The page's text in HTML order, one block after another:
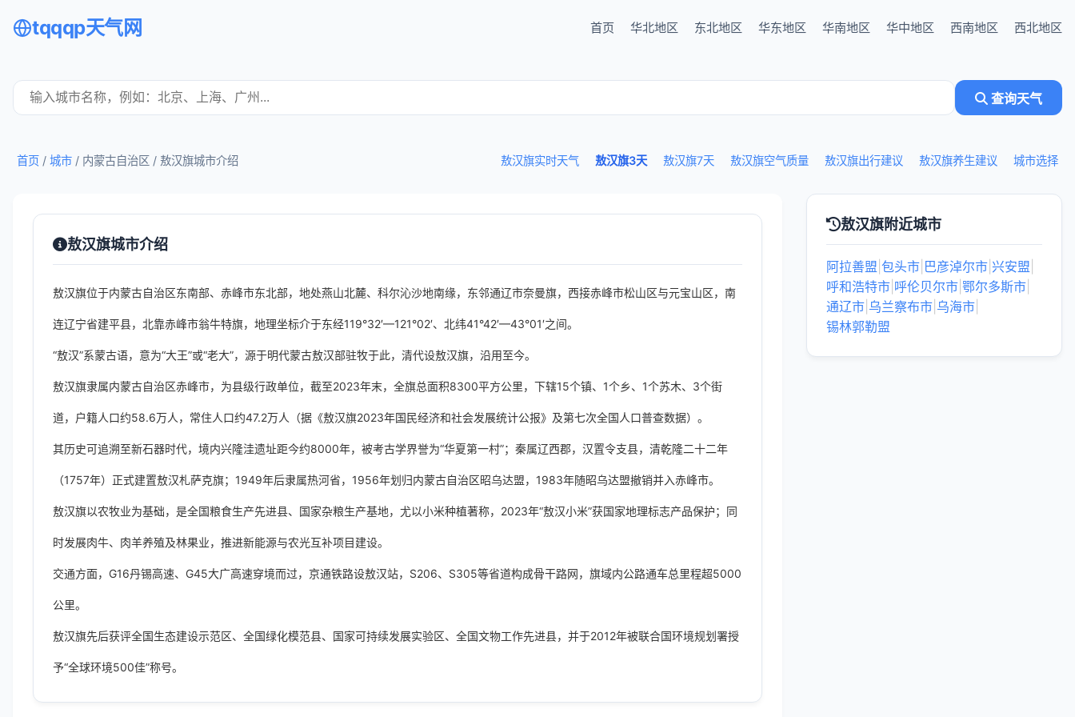
tqqqp天气网 首页 华北地区 东北地区 华东地区 华南地区 华中地区 西南地区 西北地区
查询天气
敖汉旗实时天气 敖汉旗3天 敖汉旗7天 敖汉旗空气质量 敖汉旗出行建议 敖汉旗养生建议 城市选择
首页 / 城市 / 内蒙古自治区 / 敖汉旗城市介绍
敖汉旗城市介绍
敖汉旗位于内蒙古自治区东南部、赤峰市东北部，地处燕山北麓、科尔沁沙地南缘，东邻通辽市奈曼旗，西接赤峰市松山区与元宝山区，南
连辽宁省建平县，北靠赤峰市翁牛特旗，地理坐标介于东经119°32′—121°02′、北纬41°42′—43°01′之间。
“敖汉”系蒙古语，意为“大王”或“老大”，源于明代蒙古敖汉部驻牧于此，清代设敖汉旗，沿用至今。
敖汉旗隶属内蒙古自治区赤峰市，为县级行政单位，截至2023年末，全旗总面积8300平方公里，下辖15个镇、1个乡、1个苏木、3个街
道，户籍人口约58.6万人，常住人口约47.2万人（据《敖汉旗2023年国民经济和社会发展统计公报》及第七次全国人口普查数据）。
其历史可追溯至新石器时代，境内兴隆洼遗址距今约8000年，被考古学界誉为“华夏第一村”；秦属辽西郡，汉置令支县，清乾隆二十二年
（1757年）正式建置敖汉札萨克旗；1949年后隶属热河省，1956年划归内蒙古自治区昭乌达盟，1983年随昭乌达盟撤销并入赤峰市。
敖汉旗以农牧业为基础，是全国粮食生产先进县、国家杂粮生产基地，尤以小米种植著称，2023年“敖汉小米”获国家地理标志产品保护；同
时发展肉牛、肉羊养殖及林果业，推进新能源与农光互补项目建设。
交通方面，G16丹锡高速、G45大广高速穿境而过，京通铁路设敖汉站，S206、S305等省道构成骨干路网，旗域内公路通车总里程超5000
公里。
敖汉旗先后获评全国生态建设示范区、全国绿化模范县、国家可持续发展实验区、全国文物工作先进县，并于2012年被联合国环境规划署授
予“全球环境500佳”称号。
敖汉旗附近城市
阿拉善盟 包头市 巴彦淖尔市 兴安盟
呼和浩特市 呼伦贝尔市 鄂尔多斯市
通辽市 乌兰察布市 乌海市
锡林郭勒盟